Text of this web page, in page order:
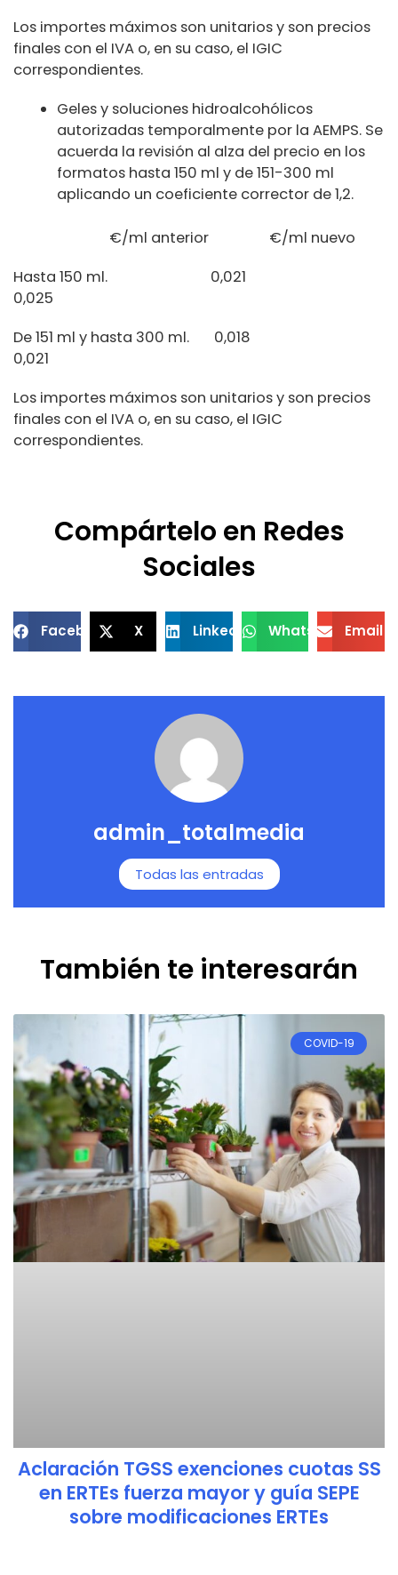
Los importes máximos son unitarios y son precios
finales con el IVA o, en su caso, el IGIC
correspondientes.
Geles y soluciones hidroalcohólicos
autorizadas temporalmente por la AEMPS. Se
acuerda la revisión al alza del precio en los
formatos hasta 150 ml y de 151-300 ml
aplicando un coeficiente corrector de 1,2.
€/ml anterior €/ml nuevo
Hasta 150 ml. 0,021
0,025
De 151 ml y hasta 300 ml. 0,018
0,021
Los importes máximos son unitarios y son precios
finales con el IVA o, en su caso, el IGIC
correspondientes.
Compártelo en Redes
Sociales
Facebook X LinkedIn WhatsApp Email
admin_totalmedia
Todas las entradas
También te interesarán
COVID-19
Aclaración TGSS exenciones cuotas SS
en ERTEs fuerza mayor y guía SEPE
sobre modificaciones ERTEs